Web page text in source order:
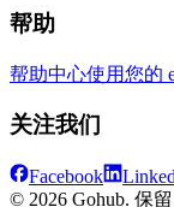
帮助
帮助中心使用您的
关注我们
Facebook
© 2026 Gohub. 保